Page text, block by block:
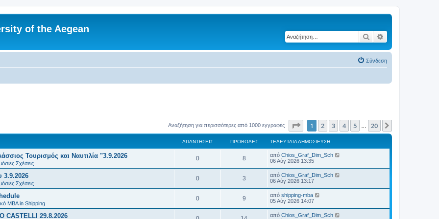
of the Aegean
Αναζήτηση
Σύνδεση
Αναζήτηση για περισσότερες από 1000 εγγραφές Σελίδα1 από 20
1 2 3 4 5 20
ΑΠΑΝΤΉΣΕΙΣ ΠΡΟΒΟΛΈΣ ΤΕΛΕΥΤΑΊΑ ΔΗΜΟΣΊΕΥΣΗ
Τουρισμός και Ναυτιλία "3.9.2026
Σχέσεις
0Α
π
ν
τ
8Π
ρ
β
ο
Τ
ε
υ
τ
α
ί
α
δ
η
από Chios_Graf_Dim_Sch
06 Αύγ 2026 13:35
3.9.2026
Σχέσεις
0Α
π
ν
3Π
ρ
β
Τ
ε
υ
τ
α
ί
από Chios_Graf_Dim_Sch
06 Αύγ 2026 13:17
MBA in Shipping
0Α
π
9Π
ρ
Τ
ε
υ
από shipping-mba
05 Αύγ 2026 14:07
29.8.2026
Τ
από Chios_Graf_Dim_Sch